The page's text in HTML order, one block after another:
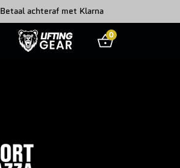
Betaal achteraf met Klarna
0